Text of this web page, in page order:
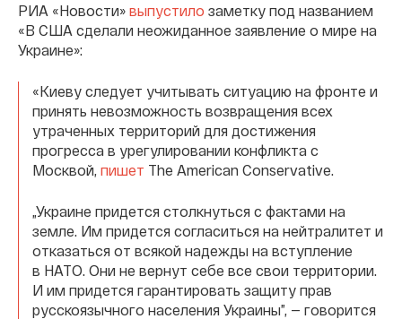
РИА «Новости» выпустило заметку под названием
«В США сделали неожиданное заявление о мире на
Украине»:
«Киеву следует учитывать ситуацию на фронте и
принять невозможность возвращения всех
утраченных территорий для достижения
прогресса в урегулировании конфликта с
Москвой, пишет The American Conservative.
„Украине придется столкнуться с фактами на
земле. Им придется согласиться на нейтралитет и
отказаться от всякой надежды на вступление
в НАТО. Они не вернут себе все свои территории.
И им придется гарантировать защиту прав
русскоязычного населения Украины”, — говорится